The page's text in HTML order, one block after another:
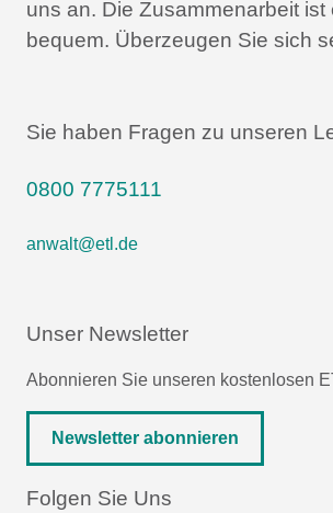
uns an. Die Zusammenarbeit ist
bequem. Überzeugen Sie sich
Sie haben Fragen zu unseren
0800 7775111
anwalt@etl.de
Unser Newsletter
Abonnieren Sie unseren kostenlosen
Newsletter abonnieren
Folgen Sie Uns